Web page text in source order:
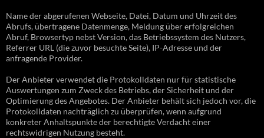
Name der abgerufenen Webseite, Datei, Datum und Uhrzeit des
Abrufs, übertragene Datenmenge, Meldung über erfolgreichen
Abruf, Browsertyp nebst Version, das Betriebssystem des Nutzers,
Referrer URL (die zuvor besuchte Seite), IP-Adresse und der
anfragende Provider.
Der Anbieter verwendet die Protokolldaten nur für statistische
Auswertungen zum Zweck des Betriebs, der Sicherheit und der
Optimierung des Angebotes. Der Anbieter behält sich jedoch vor, die
Protokolldaten nachträglich zu überprüfen, wenn aufgrund
konkreter Anhaltspunkte der berechtigte Verdacht einer
rechtswidrigen Nutzung besteht.